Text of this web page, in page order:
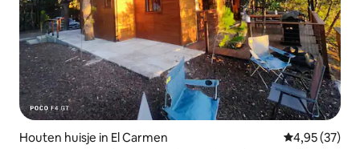
Houten huisje in El Carmen Gemiddelde
4,95 (37)